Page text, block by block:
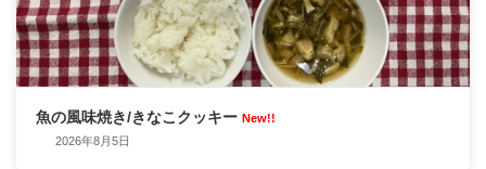
魚の風味焼き/きなこクッキー New!!
2026年8月5日